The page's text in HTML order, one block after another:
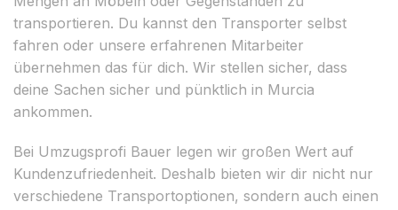
transportieren. Du kannst den Transporter selbst
fahren oder unsere erfahrenen Mitarbeiter
übernehmen das für dich. Wir stellen sicher, dass
deine Sachen sicher und pünktlich in Murcia
ankommen.
Bei Umzugsprofi Bauer legen wir großen Wert auf
Kundenzufriedenheit. Deshalb bieten wir dir nicht nur
verschiedene Transportoptionen, sondern auch einen